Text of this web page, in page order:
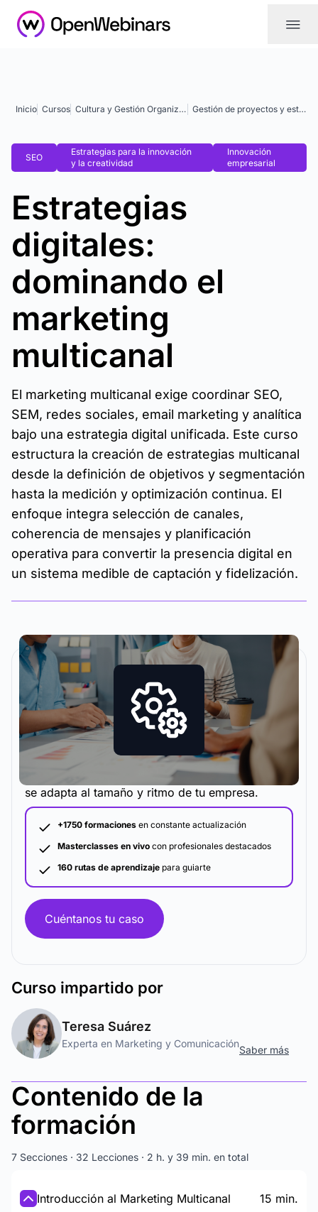
|||
Inicio Cursos Cultura y Gestión Organizacional Gestión de proyectos y estrategia
SEO
Estrategias para la innovación
y la creatividad
Innovación
empresarial
Estrategias
digitales:
dominando el
marketing
multicanal
El marketing multicanal exige coordinar SEO,
SEM, redes sociales, email marketing y analítica
bajo una estrategia digital unificada. Este curso
estructura la creación de estrategias multicanal
desde la definición de objetivos y segmentación
hasta la medición y optimización continua. El
enfoque integra selección de canales,
coherencia de mensajes y planificación
operativa para convertir la presencia digital en
un sistema medible de captación y fidelización.
La metodología y plataforma de formación que
se adapta al tamaño y ritmo de tu empresa.
+1750 formaciones en constante actualización
Masterclasses en vivo con profesionales destacados
160 rutas de aprendizaje para guiarte
Cuéntanos tu caso
Curso impartido por
Teresa Suárez
Experta en Marketing y Comunicación
Saber más
Contenido de la
formación
7 Secciones · 32 Lecciones · 2 h. y 39 min. en total
Introducción al Marketing Multicanal 15 min.